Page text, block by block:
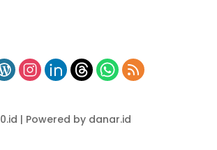
| Powered by danar.id